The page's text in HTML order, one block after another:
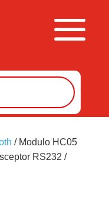
/ Modulo HC05
RS232 /